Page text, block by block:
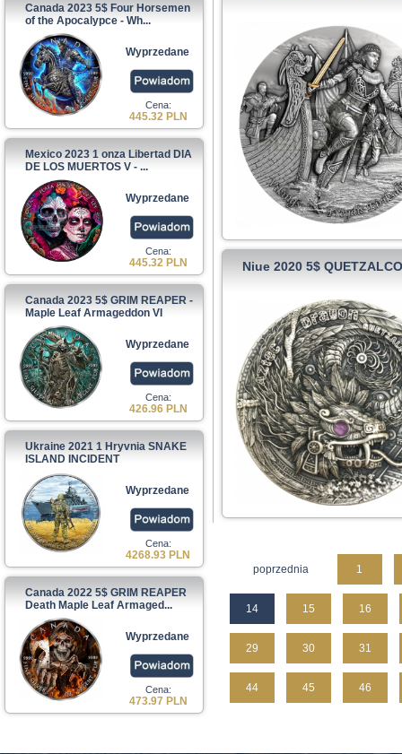
Canada 2023 5$ Four Horsemen
of the Apocalypce - Wh...
Wyprzedane
Cena:
445.32 PLN
Mexico 2023 1 onza Libertad DIA
DE LOS MUERTOS V - ...
Wyprzedane
Cena:
445.32 PLN
Canada 2023 5$ GRIM REAPER -
Maple Leaf Armageddon VI
Wyprzedane
Cena:
426.96 PLN
Ukraine 2021 1 Hryvnia SNAKE
ISLAND INCIDENT
Wyprzedane
Cena:
4268.93 PLN
Canada 2022 5$ GRIM REAPER
Death Maple Leaf Armaged...
Wyprzedane
Cena:
473.97 PLN
Niue 2020 5$
poprzednia 1
14 15 16
29 30 31
44 45 46